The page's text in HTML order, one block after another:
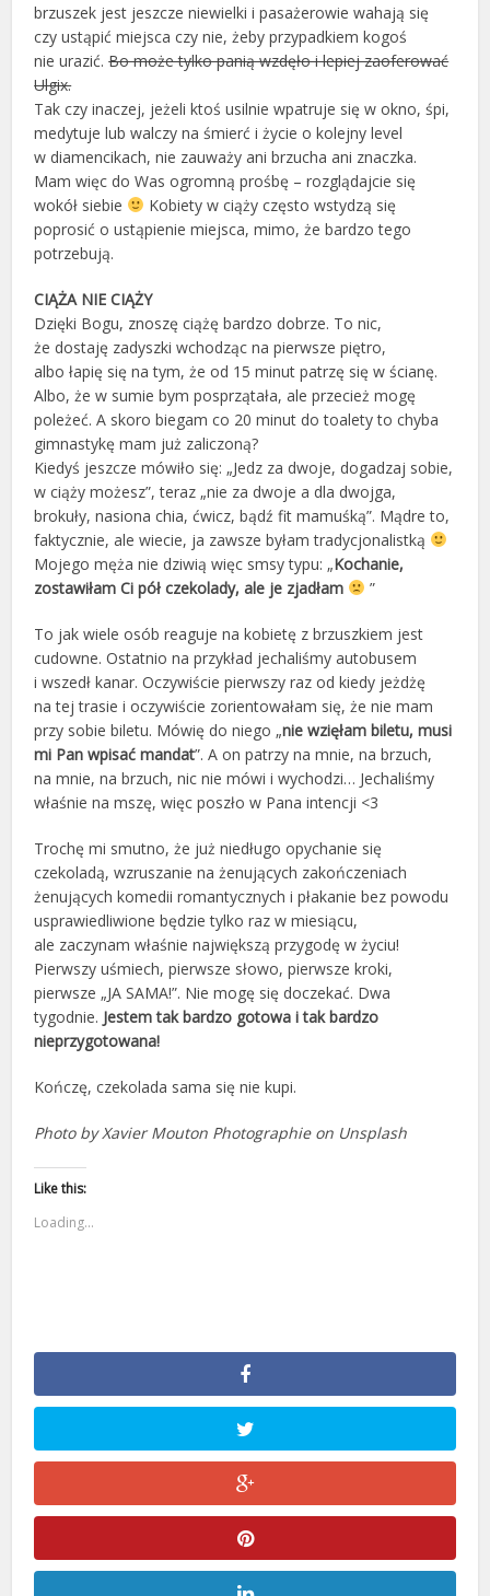
brzuszek jest jeszcze niewielki i pasażerowie wahają się
czy ustąpić miejsca czy nie, żeby przypadkiem kogoś
nie urazić.Bo może tylko panią wzdęło i lepiej zaoferować
Ulgix.
Tak czy inaczej, jeżeli ktoś usilnie wpatruje się w okno, śpi,
medytuje lub walczy na śmierć i życie o kolejny level
w diamencikach, nie zauważy ani brzucha ani znaczka.
Mam więc do Was ogromną prośbę – rozglądajcie się
wokół siebie
Kobiety w ciąży często wstydzą się
poprosić o ustąpienie miejsca, mimo, że bardzo tego
potrzebują.
CIĄŻA NIE CIĄŻY
Dzięki Bogu, znoszę ciążę bardzo dobrze. To nic,
że dostaję zadyszki wchodząc na pierwsze piętro,
albo łapię się na tym, że od 15 minut patrzę się w ścianę.
Albo, że w sumie bym posprzątała, ale przecież mogę
poleżeć. A skoro biegam co 20 minut do toalety to chyba
gimnastykę mam już zaliczoną?
Kiedyś jeszcze mówiło się: „Jedz za dwoje, dogadzaj sobie,
w ciąży możesz”, teraz „nie za dwoje a dla dwojga,
brokuły, nasiona chia, ćwicz, bądź fit mamuśką”. Mądre to,
faktycznie, ale wiecie, ja zawsze byłam tradycjonalistką
Mojego męża nie dziwią więc smsy typu: „Kochanie,
zostawiłam Ci pół czekolady, ale je zjadłam
”
To jak wiele osób reaguje na kobietę z brzuszkiem jest
cudowne. Ostatnio na przykład jechaliśmy autobusem
i wszedł kanar. Oczywiście pierwszy raz od kiedy jeżdżę
na tej trasie i oczywiście zorientowałam się, że nie mam
przy sobie biletu. Mówię do niego „nie wzięłam biletu, musi
mi Pan wpisać mandat”. A on patrzy na mnie, na brzuch,
na mnie, na brzuch, nic nie mówi i wychodzi… Jechaliśmy
właśnie na mszę, więc poszło w Pana intencji <3
Trochę mi smutno, że już niedługo opychanie się
czekoladą, wzruszanie na żenujących zakończeniach
żenujących komedii romantycznych i płakanie bez powodu
usprawiedliwione będzie tylko raz w miesiącu,
ale zaczynam właśnie największą przygodę w życiu!
Pierwszy uśmiech, pierwsze słowo, pierwsze kroki,
pierwsze „JA SAMA!”. Nie mogę się doczekać. Dwa
tygodnie. Jestem tak bardzo gotowa i tak bardzo
nieprzygotowana!
Kończę, czekolada sama się nie kupi.
Photo by Xavier Mouton Photographie on Unsplash
Like this:
Loading...